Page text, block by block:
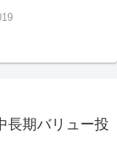
長期バリュー投